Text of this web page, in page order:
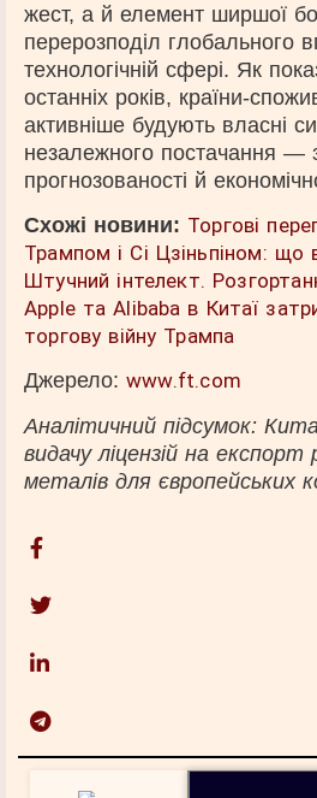
жест, а й елемент ширшої
перерозподіл глобального
технологічній сфері. Як
останніх років, країни-
активніше будують власні
незалежного постачання —
прогнозованості й
Схожі новини: Торгові
Трампом і Сі Цзіньпіном: що
Штучний інтелект.
Apple та Alibaba в Китаї
торгову війну Трампа
Джерело: www.ft.com
Аналітичний підсумок:
видачу ліцензій на експорт
металів для європейських